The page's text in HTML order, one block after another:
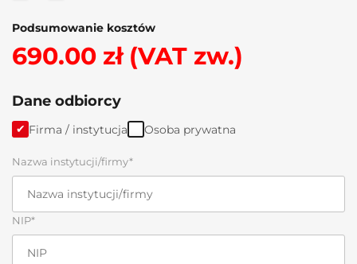
Podsumowanie kosztów
690.00 zł (VAT zw.)
Dane odbiorcy
Firma / instytucja Osoba prywatna
Nazwa instytucji/firmy*
NIP*